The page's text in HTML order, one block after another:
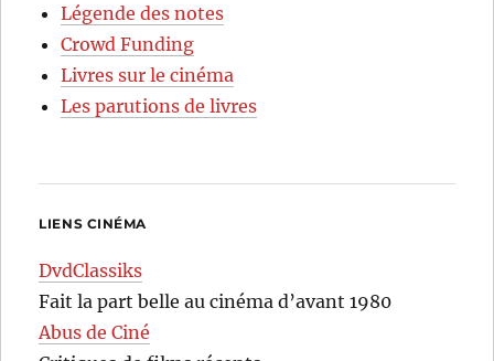
Légende des notes
Crowd Funding
Livres sur le cinéma
Les parutions de livres
LIENS CINÉMA
DvdClassiks
Fait la part belle au cinéma d’avant 1980
Abus de Ciné